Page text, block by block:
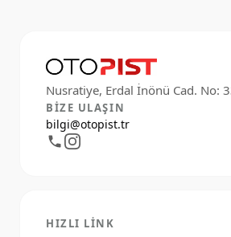
BIZE ULAŞIN
bilgi@otopist.tr
HIZLI LINK